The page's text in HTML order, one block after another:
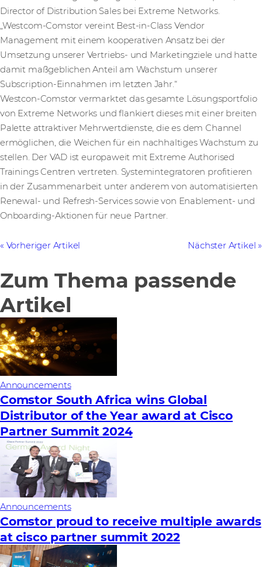
Director of Distribution Sales bei Extreme Networks.
„Westcom-Comstor vereint Best-in-Class Vendor
Management mit einem kooperativen Ansatz bei der
Umsetzung unserer Vertriebs- und Marketingziele und hatte
damit maßgeblichen Anteil am Wachstum unserer
Subscription-Einnahmen im letzten Jahr.“
Westcon-Comstor vermarktet das gesamte Lösungsportfolio
von Extreme Networks und flankiert dieses mit einer breiten
Palette attraktiver Mehrwertdienste, die es dem Channel
ermöglichen, die Weichen für ein nachhaltiges Wachstum zu
stellen. Der VAD ist europaweit mit Extreme Authorised
Trainings Centren vertreten. Systemintegratoren profitieren
in der Zusammenarbeit unter anderem von automatisierten
Renewal- und Refresh-Services sowie von Enablement- und
Onboarding-Aktionen für neue Partner.
Vorheriger Artikel Nächster Artikel
Zum Thema passende
Artikel
Announcements
Comstor South Africa wins Global
Distributor of the Year award at Cisco
Partner Summit 2024
Announcements
Comstor proud to receive multiple awards
at cisco partner summit 2022